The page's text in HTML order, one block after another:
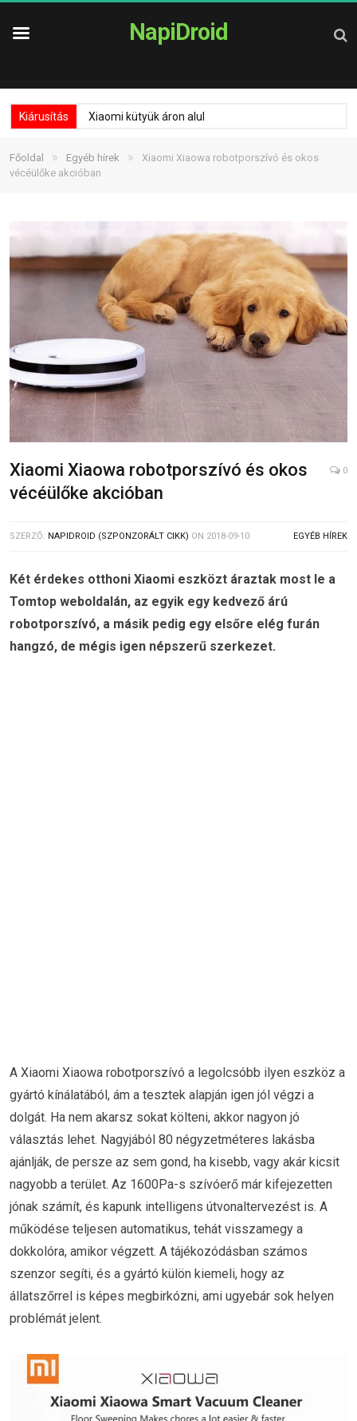
NapiDroid
Kiárusítás Xiaomi kütyük áron alul
Főoldal » Egyéb hírek »
Xiaomi Xiaowa robotporszívó és okos
vécéülőke akcióban
Xiaomi Xiaowa robotporszívó és okos
vécéülőke akcióban
0
SZERZŐ: NAPIDROID (SZPONZORÁLT CIKK) ON 2018-09-10 EGYÉB HÍREK
Két érdekes otthoni Xiaomi eszközt áraztak most le a
Tomtop weboldalán, az egyik egy kedvező árú
robotporszívó, a másik pedig egy elsőre elég furán
hangzó, de mégis igen népszerű szerkezet.
A Xiaomi Xiaowa robotporszívó a legolcsóbb ilyen eszköz a
gyártó kínálatából, ám a tesztek alapján igen jól végzi a
dolgát. Ha nem akarsz sokat költeni, akkor nagyon jó
választás lehet. Nagyjából 80 négyzetméteres lakásba
ajánlják, de persze az sem gond, ha kisebb, vagy akár kicsit
nagyobb a terület. Az 1600Pa-s szívóerő már kifejezetten
jónak számít, és kapunk intelligens útvonaltervezést is. A
működése teljesen automatikus, tehát visszamegy a
dokkolóra, amikor végzett. A tájékozódásban számos
szenzor segíti, és a gyártó külön kiemeli, hogy az
állatszőrrel is képes megbirkózni, ami ugyebár sok helyen
problémát jelent.